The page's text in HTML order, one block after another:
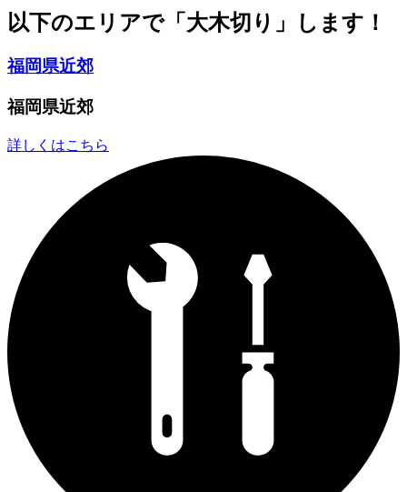
以下のエリアで「大木切り」します！
福岡県近郊
福岡県近郊
詳しくはこちら